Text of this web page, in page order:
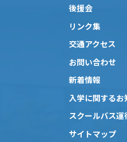
後援会
リンク集
交通アクセス
お問い合わせ
新着情報
入学に関するお
スクールバス運
サイトマップ